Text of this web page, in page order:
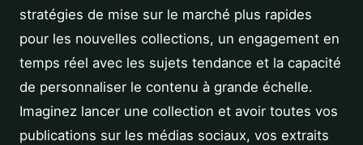
stratégies de mise sur le marché plus rapides
pour les nouvelles collections, un engagement en
temps réel avec les sujets tendance et la capacité
de personnaliser le contenu à grande échelle.
Imaginez lancer une collection et avoir toutes vos
publications sur les médias sociaux, vos extraits